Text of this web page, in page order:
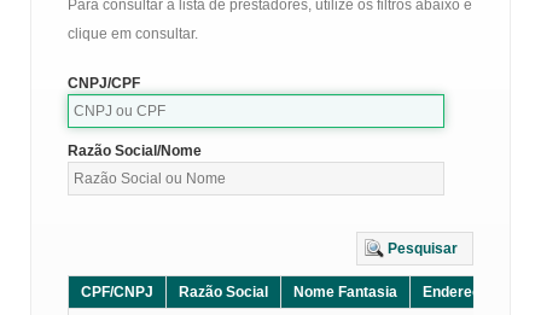
Para consultar a lista de prestadores, utilize os filtros abaixo e
clique em consultar.
CNPJ/CPF
Razão Social/Nome
Pesquisar
CPF/CNPJ Razão Social Nome Fantasia Endereço